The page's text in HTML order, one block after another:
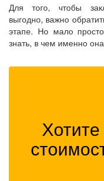
Для того, чтобы
выгодно, важно
этапе. Но мало
знать, в чем именно